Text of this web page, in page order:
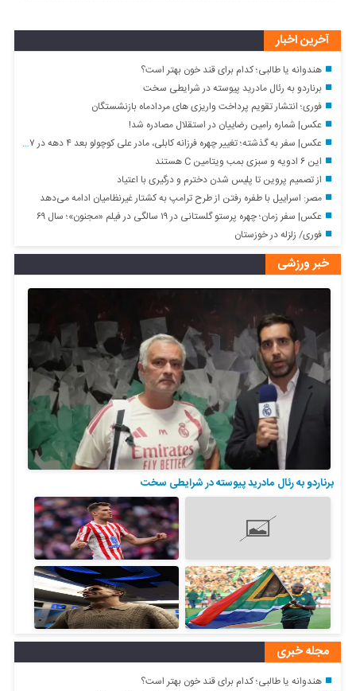
آخرین اخبار
هندوانه یا طالبی؛ کدام‌ برای قند خون بهتر است؟
برناردو به رئال مادرید پیوسته در شرایطی سخت
فوری؛ انتشار تقویم پرداخت واریزی های مردادماه بازنشستگان
عکس| شماره رامین رضاییان در استقلال مصادره شد!
عکس| سفر به گذشته؛ تغییر چهره فرزانه کابلی، مادر علی کوچولو بعد ۴ دهه در ۷۷ سالگی
این ۶ ادویه و سبزی بمب ویتامین C هستند
از تصمیم پروین تا پلیس شدن دخترم و درگیری با اعتیاد
مصر: اسراییل با طفره رفتن از طرح ترامپ به کشتار غیرنظامیان ادامه می‌دهد
عکس| سفر زمان؛ چهره پرستو گلستانی در ۱۹ سالگی در فیلم «مجنون»؛ سال ۶۹
فوری/ زلزله در خوزستان
خبر ورزشی
برناردو به رئال مادرید پیوسته در شرایطی سخت
مجله خبری
هندوانه یا طالبی؛ کدام‌ برای قند خون بهتر است؟